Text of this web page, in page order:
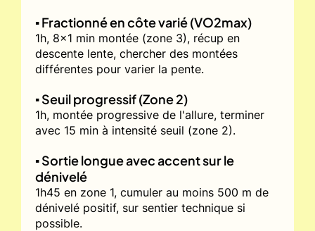
▪️ Fractionné en côte varié (VO2max)
1h, 8x1 min montée (zone 3), récup en
descente lente, chercher des montées
différentes pour varier la pente.
▪️ Seuil progressif (Zone 2)
1h, montée progressive de l'allure, terminer
avec 15 min à intensité seuil (zone 2).
▪️ Sortie longue avec accent sur le
dénivelé
1h45 en zone 1, cumuler au moins 500 m de
dénivelé positif, sur sentier technique si
possible.